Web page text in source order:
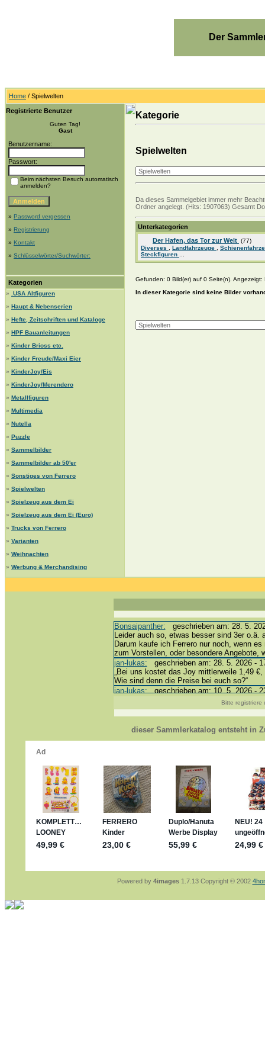
Der
Home / Spielwelten
Registrierte Benutzer
Guten Tag!
Gast
Benutzername:
Passwort:
Beim nächsten Besuch automatisch
anmelden?
» Password vergessen
» Registrierung
» Kontakt
» Schlüsselwörter/Suchwörter:
Kategorien
»
.USA Altfiguren
» Haupt & Nebenserien
» Hefte, Zeitschriften und Kataloge
» HPF Bauanleitungen
» Kinder Brioss etc.
» Kinder Freude/Maxi Eier
» KinderJoy/Eis
» KinderJoy/Merendero
» Metallfiguren
» Multimedia
» Nutella
» Puzzle
» Sammelbilder
» Sammelbilder ab 50'er
» Sonstiges von Ferrero
» Spielwelten
» Spielzeug aus dem Ei
» Spielzeug aus dem Ei (Euro)
» Trucks von Ferrero
» Varianten
» Weihnachten
» Werbung & Merchandising
Kategorie
Spielwelten
Da dieses Sammelgebiet immer mehr
Ordner angelegt. (Hits: 1907063) Gesamt
Unterkategorien
Der Hafen, das Tor zur Welt (77)
Diverses
Landfahrzeuge
Steckfiguren
Gefunden: 0 Bild(er) auf 0 Seite(n). Angezeigt:
In dieser Kategorie sind keine Bilder
Bonsaipanther: geschrieben am: 28. 5.
Leider auch so, etwas besser sind 3er o.ä.
Darum kaufe ich Ferrero nur noch, wenn
zum Vorstellen, oder besondere Angebote,
jan-lukas: geschrieben am: 28. 5. 2026 -
„Bei uns kostet das Joy mittlerweile 1,49
Wie sind denn die Preise bei euch so?“
jan-lukas:geschrieben am: 10. 5. 2026 -
Bonsaipanther:geschrieben am: 10. 5.
@ Harald
https://www.ue-ei-portal-
Dein Enkel sollte zur Strafe die nächsten
Für die Figuren VC307, 310, 318 und 326
mein Enkel hat die leider weggeworfen
jan-lukas:geschrieben am: 29. 4. 2026 -
https://www.ferrero-
sammelspass.de/einladung/
jan-lukas:geschrieben am: 28. 4. 2026 -
stimmt, jetzt fällt es mir auch ein
*Bussi*
geschrieben am: 28. 4.
So habe ich das in Erinnerung ... oder?
jan-lukas:geschrieben am: 28. 4. 2026 -
Bitte registriere
dieser Sammlerkatalog entsteht in
Powered by 4images1.7.13 Copyright © 2002